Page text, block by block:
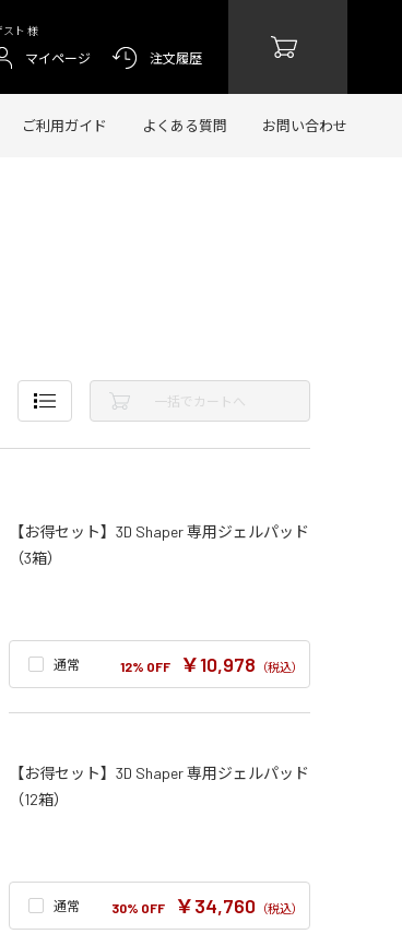
スト 様
マイページ 注文履歴
ご利用ガイド よくある質問 お問い合わせ
一括でカートへ
【お得セット】3D Shaper 専用ジェルパッド
（3箱）
通常 12% OFF ￥10,978 （税込）
【お得セット】3D Shaper 専用ジェルパッド
（12箱）
通常 30% OFF ￥34,760 （税込）